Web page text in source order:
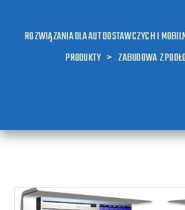
ROZWIĄZANIA DLA AUT DOSTAWCZYCH I
PRODUKTY > ZABUDOWA Z